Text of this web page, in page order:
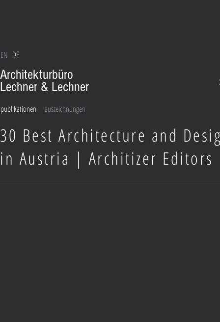
EN DE
Architekturbüro
Lechner & Lechner
publikationen auszeichnungen
30 Best Architecture and
in Austria | Architizer Editors